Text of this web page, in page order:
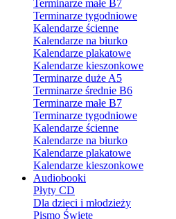
Terminarze małe B7
Terminarze tygodniowe
Kalendarze ścienne
Kalendarze na biurko
Kalendarze plakatowe
Kalendarze kieszonkowe
Terminarze duże A5
Terminarze średnie B6
Terminarze małe B7
Terminarze tygodniowe
Kalendarze ścienne
Kalendarze na biurko
Kalendarze plakatowe
Kalendarze kieszonkowe
Audiobooki
Płyty CD
Dla dzieci i młodzieży
Pismo Święte